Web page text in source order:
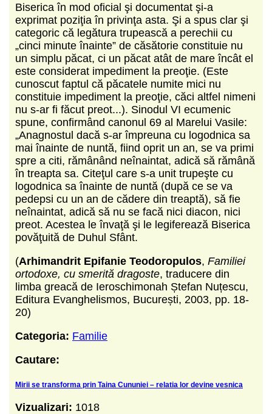
Biserica în mod oficial şi documentat şi-a
exprimat poziţia în privinţa asta. Şi a spus clar şi
categoric că legătura trupească a perechii cu
„cinci minute înainte” de căsătorie constituie nu
un simplu păcat, ci un păcat atât de mare încât el
este considerat impediment la preoţie. (Este
cunoscut faptul că păcatele numite mici nu
constituie impediment la preoţie, căci altfel nimeni
nu s-ar fi făcut preot...). Sinodul VI ecumenic
spune, confirmând canonul 69 al Marelui Vasile:
„Anagnostul dacă s-ar împre­una cu logodnica sa
mai înainte de nuntă, fiind oprit un an, se va primi
spre a citi, rămânând neînaintat, adică să rămână
în treapta sa. Citeţul care s-a unit trupeşte cu
logodnica sa înainte de nuntă (după ce se va
pedepsi cu un an de cădere din treaptă), să fie
neînaintat, adică să nu se facă nici diacon, nici
preot. Acestea le învaţă şi le legiferează Biserica
povăţuită de Duhul Sfânt.
(Arhimandrit Epifanie Teodoropulos, Familiei
ortodoxe, cu smerită dragoste, traducere din
limba greacă de Ieroschimonah Ștefan Nuțescu,
Editura Evanghelismos, București, 2003, pp. 18-
20)
Categoria: Familie
Cautare:
Mirii se transforma prin Taina Cununiei – relatia lor devine vesnica
Vizualizari: 1018